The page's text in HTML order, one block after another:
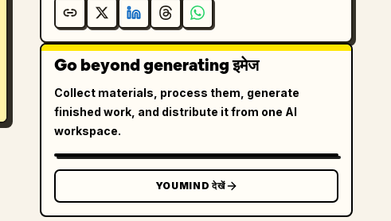
Go beyond generating इमेज
Collect materials, process them, generate
finished work, and distribute it from one AI
workspace.
YOUMIND देखें